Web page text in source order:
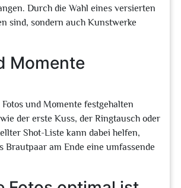
Durch die Wahl eines versierten
sind, sondern auch Kunstwerke
Momente
und Momente festgehalten
der erste Kuss, der Ringtausch oder
Shot-Liste kann dabei helfen,
Brautpaar am Ende eine umfassende